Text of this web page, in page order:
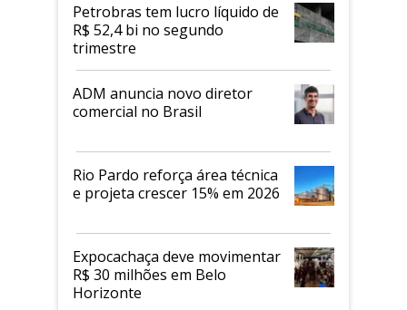
Petrobras tem lucro líquido de
R$ 52,4 bi no segundo
trimestre
ADM anuncia novo diretor
comercial no Brasil
Rio Pardo reforça área técnica
e projeta crescer 15% em 2026
Expocachaça deve movimentar
R$ 30 milhões em Belo
Horizonte